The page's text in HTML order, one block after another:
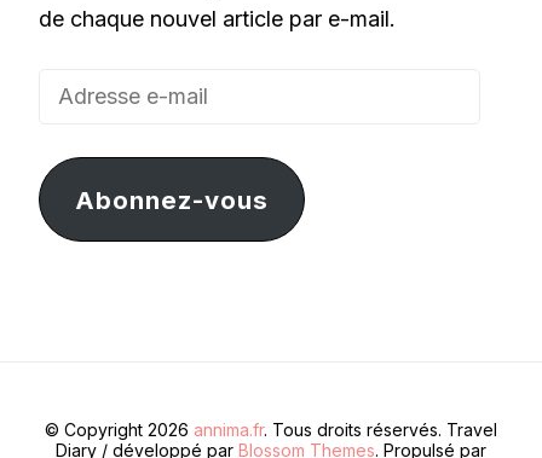
de chaque nouvel article par e-mail.
Adresse
mail
Abonnez-vous
© Copyright 2026 annima.fr. Tous droits réservés. Travel
Diary / développé par Blossom Themes. Propulsé par